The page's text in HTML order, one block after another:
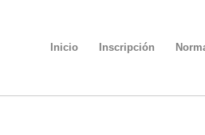
Inicio Inscripción